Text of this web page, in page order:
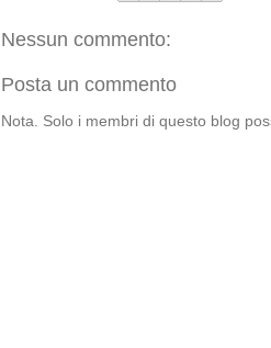
Nessun commento:
Posta un commento
Nota. Solo i membri di questo blog